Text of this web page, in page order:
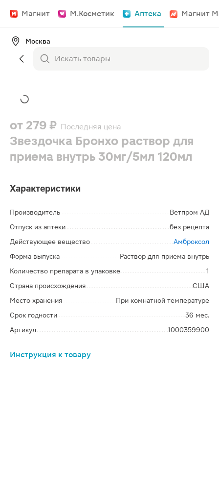
Магнит М.Косметик Аптека Магнит
Москва
от 279 ₽ Последняя цена
Звездочка Бронхо раствор для
приема внутрь 30мг/5мл 120мл
Характеристики
Производитель
Ветпром АД
Отпуск из аптеки
без рецепта
Действующее вещество
Амброксол
Форма выпуска
Раствор для приема внутрь
Количество препарата в упаковке
1
Страна происхождения
США
Место хранения
При комнатной температуре
Срок годности
36 мес.
Артикул
1000359900
Инструкция к товару